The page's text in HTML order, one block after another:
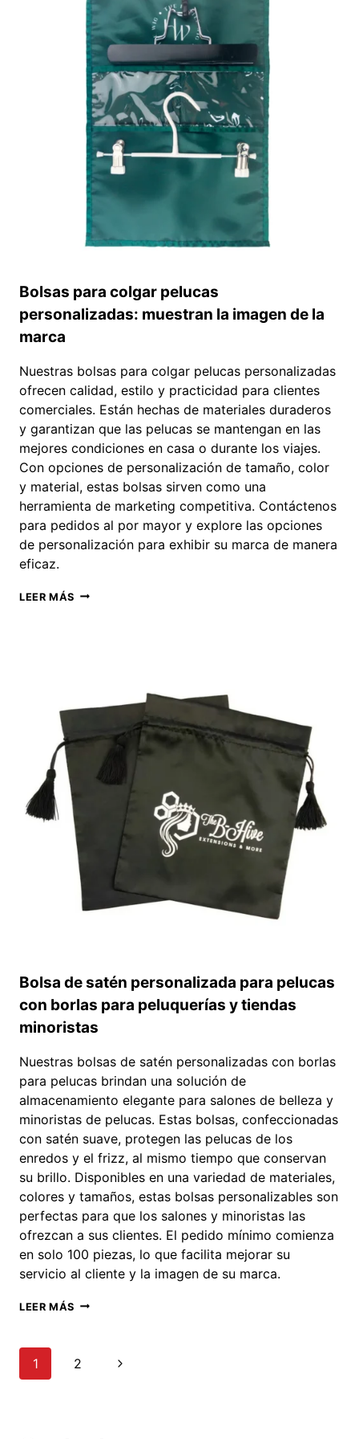
ABATIBLE
LAZO
DE
CINTA.
TAMAÑO
LOGOTIPO
PERSONALIZADOS.
Bolsas para colgar pelucas
personalizadas: muestran la imagen de la
marca
Nuestras bolsas para colgar pelucas personalizadas
ofrecen calidad, estilo y practicidad para clientes
comerciales. Están hechas de materiales duraderos
y garantizan que las pelucas se mantengan en las
mejores condiciones en casa o durante los viajes.
Con opciones de personalización de tamaño, color
y material, estas bolsas sirven como una
herramienta de marketing competitiva. Contáctenos
para pedidos al por mayor y explore las opciones
de personalización para exhibir su marca de manera
eficaz.
LEER MÁS BOLSAS
MARCA
Bolsa de satén personalizada para pelucas
con borlas para peluquerías y tiendas
minoristas
Nuestras bolsas de satén personalizadas con borlas
para pelucas brindan una solución de
almacenamiento elegante para salones de belleza y
minoristas de pelucas. Estas bolsas, confeccionadas
con satén suave, protegen las pelucas de los
enredos y el frizz, al mismo tiempo que conservan
su brillo. Disponibles en una variedad de materiales,
colores y tamaños, estas bolsas personalizables son
perfectas para que los salones y minoristas las
ofrezcan a sus clientes. El pedido mínimo comienza
en solo 100 piezas, lo que facilita mejorar su
servicio al cliente y la imagen de su marca.
LEER MÁS BOLSA
PARA
Navegación
1 2
Siguiente